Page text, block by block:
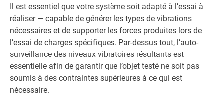
Il est essentiel que votre système soit adapté à l’essai à
réaliser — capable de générer les types de vibrations
nécessaires et de supporter les forces produites lors de
l’essai de charges spécifiques. Par-dessus tout, l’auto-
surveillance des niveaux vibratoires résultants est
essentielle afin de garantir que l’objet testé ne soit pas
soumis à des contraintes supérieures à ce qui est
nécessaire.